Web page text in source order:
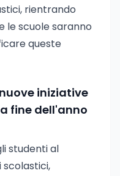
rientrando
le scuole saranno
queste
iniziative
fine dell'anno
studenti al